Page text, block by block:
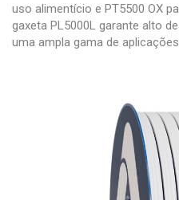
uso alimentício e PT5500 OX
gaxeta PL5000L garante alto
uma ampla gama de aplicações.